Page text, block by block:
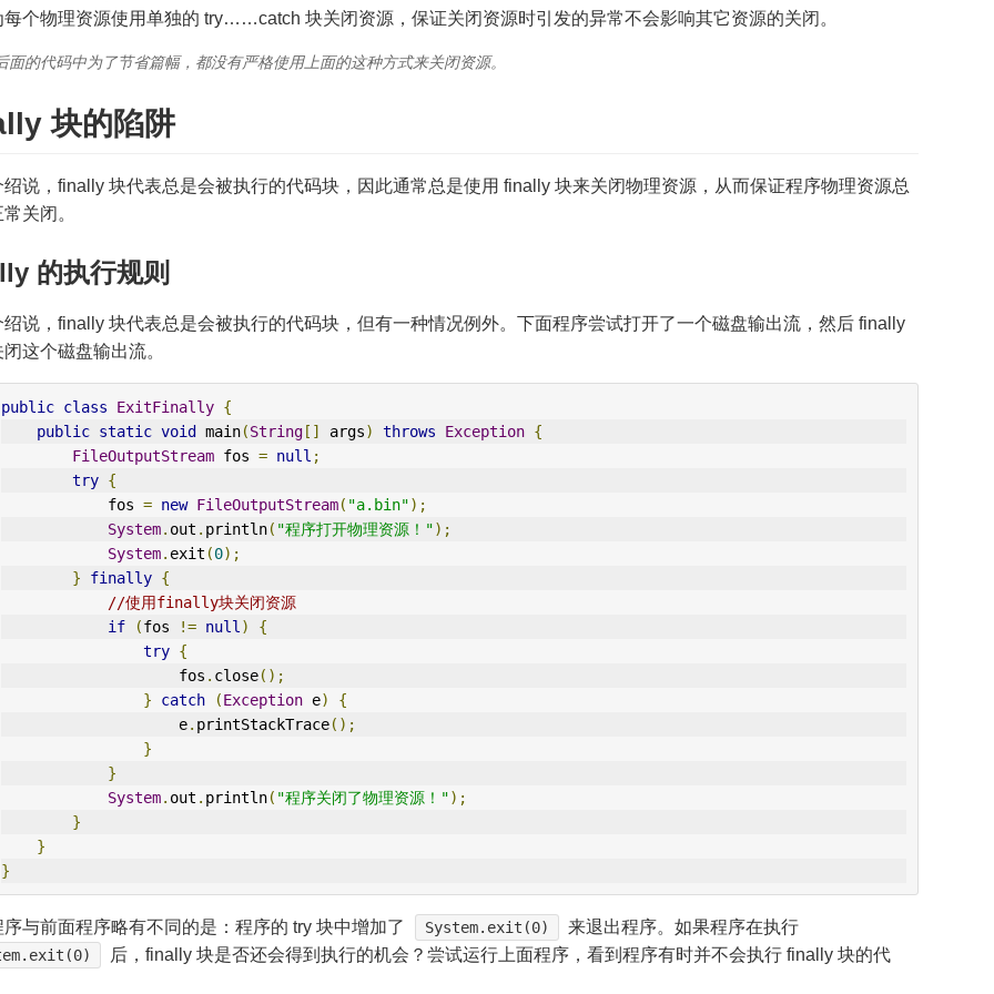
每个物理资源使用单独的 try……catch 块关闭资源，保证关闭资源时引发的异常不会影响其它资源的关闭。
面的代码中为了节省篇幅，都没有严格使用上面的这种方式来关闭资源。
块的陷阱
绍说，finally 块代表总是会被执行的代码块，因此通常总是使用 finally 块来关闭物理资源，从而保证程序物理资源总
关闭。
的执行规则
绍说，finally 块代表总是会被执行的代码块，但有一种情况例外。下面程序尝试打开了一个磁盘输出流，然后 finally
这个磁盘输出流。
public class ExitFinally {
public static void main(String [] args) throws Exception {
FileOutputStream fos = null ;
try {
            fos
= new FileOutputStream( "a.bin");
System. out . println( "程序打开物理资源！");
System. exit (0);
}
finally {
//使用finally块关闭资源
if
(fos != null )
{
try {
                    fos
. close();
}
catch (Exception e)
{
                    e
. printStackTrace();
}
}
System. out . println( "程序关闭了物理资源！");
}
}
}
与前面程序略有不同的是：程序的 try 块中增加了 System.exit(0) 来退出程序。如果程序在执行
后，finally 块是否还会得到执行的机会？尝试运行上面程序，看到程序有时并不会执行 finally 块的代